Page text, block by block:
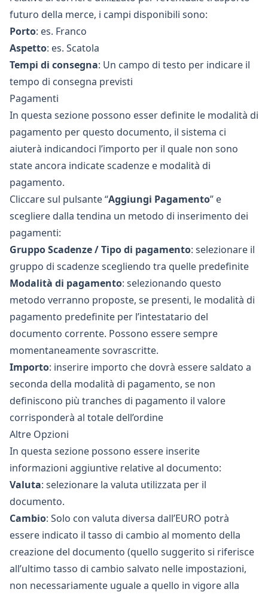
futuro della merce, i campi disponibili sono:
Porto: es. Franco
Aspetto: es. Scatola
Tempi di consegna: Un campo di testo per indicare il
tempo di consegna previsti
Pagamenti
In questa sezione possono esser definite le modalità di
pagamento per questo documento, il sistema ci
aiuterà indicandoci l’importo per il quale non sono
state ancora indicate scadenze e modalità di
pagamento.
Cliccare sul pulsante “Aggiungi Pagamento” e
scegliere dalla tendina un metodo di inserimento dei
pagamenti:
Gruppo Scadenze / Tipo di pagamento: selezionare il
gruppo di scadenze scegliendo tra quelle predefinite
Modalità di pagamento: selezionando questo
metodo verranno proposte, se presenti, le modalità di
pagamento predefinite per l’intestatario del
documento corrente. Possono essere sempre
momentaneamente sovrascritte.
Importo: inserire importo che dovrà essere saldato a
seconda della modalità di pagamento, se non
definiscono più tranches di pagamento il valore
corrisponderà al totale dell’ordine
Altre Opzioni
In questa sezione possono essere inserite
informazioni aggiuntive relative al documento:
Valuta: selezionare la valuta utilizzata per il
documento.
Cambio: Solo con valuta diversa dall’EURO potrà
essere indicato il tasso di cambio al momento della
creazione del documento (quello suggerito si riferisce
all’ultimo tasso di cambio salvato nelle impostazioni,
non necessariamente uguale a quello in vigore alla